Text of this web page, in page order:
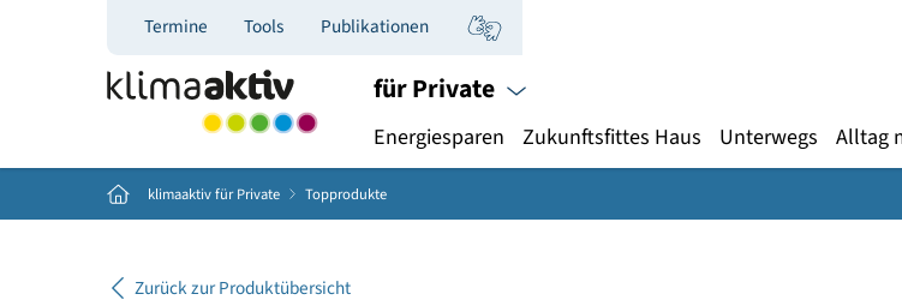
Termine Tools Publikationen
für Private
Energiesparen Zukunftsfittes Haus
Home klimaaktiv für Private Topprodukte